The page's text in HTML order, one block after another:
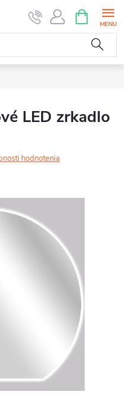
KOŠÍK
LED zrkadlo
hodnotenia